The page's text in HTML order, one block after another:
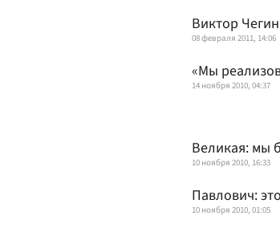
Виктор
08 февраля 2011, 14:06
«Мы
14 ноября 2010, 04:37
Великая: мы
10 ноября 2010, 16:33
Павлович:
10 ноября 2010, 01:05